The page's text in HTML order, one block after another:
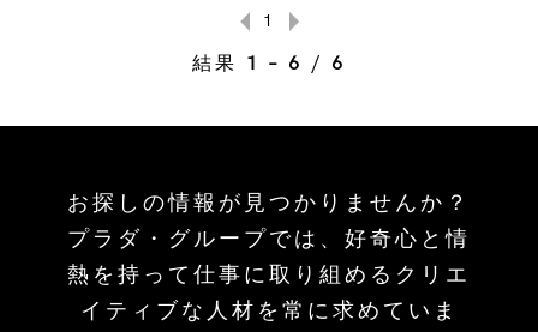
1
結果 1 – 6 / 6
お探しの情報が見つかりませんか？
プラダ・グループでは、好奇心と情
熱を持って仕事に取り組めるクリエ
イティブな人材を常に求めていま